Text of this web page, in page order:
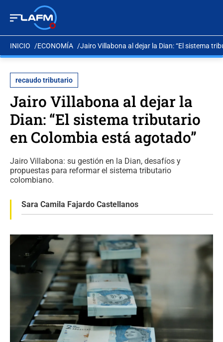
INICIO ECONOMÍA Jairo Villabona al dejar la Dian: “El sistema
recaudo tributario
Jairo Villabona al dejar la
Dian: “El sistema tributario
en Colombia está agotado”
Jairo Villabona: su gestión en la Dian, desafíos y
propuestas para reformar el sistema tributario
colombiano.
Sara Camila Fajardo Castellanos